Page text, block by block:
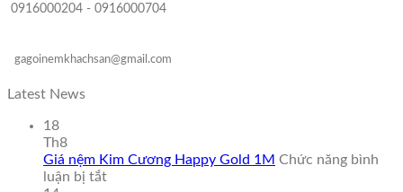
0916000204 - 0916000704
gagoinemkhachsan@gmail.com
Latest News
18
Th8
Giá nệm Kim Cương Happy Gold 1M Chức năng bình
luận bị tắtở